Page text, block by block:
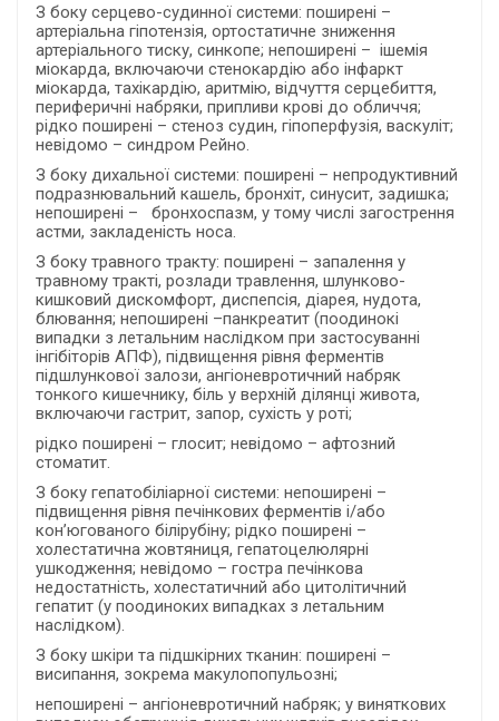
З боку серцево-судинної системи: поширені –
артеріальна гіпотензія, ортостатичне зниження
артеріального тиску, синкопе; непоширені – ішемія
міокарда, включаючи стенокардію або інфаркт
міокарда, тахікардію, аритмію, відчуття серцебиття,
периферичні набряки, припливи крові до обличчя;
рідко поширені – стеноз судин, гіпоперфузія, васкуліт;
невідомо – синдром Рейно.
З боку дихальної системи: поширені – непродуктивний
подразнювальний кашель, бронхіт, синусит, задишка;
непоширені – бронхоспазм, у тому числі загострення
астми, закладеність носа.
З боку травного тракту: поширені – запалення у
травному тракті, розлади травлення, шлунково-
кишковий дискомфорт, диспепсія, діарея, нудота,
блювання; непоширені –панкреатит (поодинокі
випадки з летальним наслідком при застосуванні
інгібіторів АПФ), підвищення рівня ферментів
підшлункової залози, ангіоневротичний набряк
тонкого кишечнику, біль у верхній ділянці живота,
включаючи гастрит, запор, сухість у роті;
рідко поширені – глосит; невідомо – афтозний
стоматит.
З боку гепатобіліарної системи: непоширені –
підвищення рівня печінкових ферментів і/або
кон’югованого білірубіну; рідко поширені –
холестатична жовтяниця, гепатоцелюлярні
ушкодження; невідомо – гостра печінкова
недостатність, холестатичний або цитолітичний
гепатит (у поодиноких випадках з летальним
наслідком).
З боку шкіри та підшкірних тканин: поширені –
висипання, зокрема макулопопульозні;
непоширені – ангіоневротичний набряк; у виняткових